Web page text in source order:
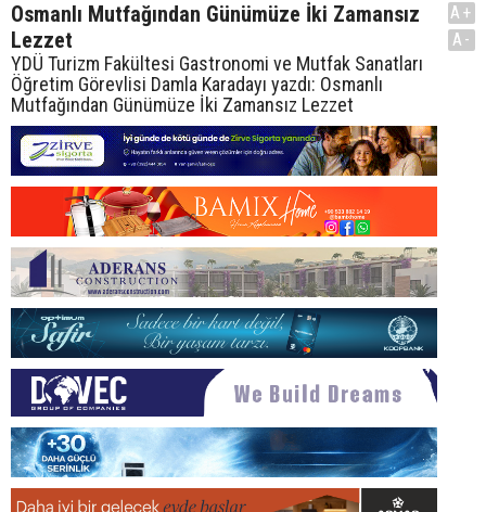
Osmanlı Mutfağından Günümüze İki Zamansız
Lezzet
YDÜ Turizm Fakültesi Gastronomi ve Mutfak Sanatları
Öğretim Görevlisi Damla Karadayı yazdı: Osmanlı
Mutfağından Günümüze İki Zamansız Lezzet
A+
A-